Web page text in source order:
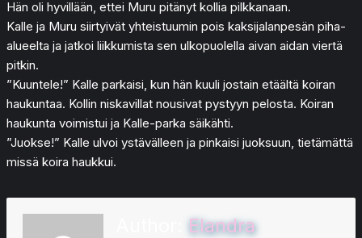
Hän oli hyvillään, ettei Muru pitänyt kollia pilkkanaan.
Kalle ja Muru siirtyivät yhteistuumin pois kaksijalanpesän piha-
alueelta ja jatkoi liikkumista sen ulkopuolella aivan aidan viertä
pitkin.
”Kuuntele!” Kalle parkaisi, kun hän kuuli jostain etäältä koiran
haukuntaa. Kollin niskavillat nousivat pystyyn pelosta. Koiran
haukunta voimistui ja Kalle-parka säikähti.
”Juokse!” Kalle ulvoi ystävälleen ja pinkaisi juoksuun, tietämättä
missä koira haukkui.
Elandra